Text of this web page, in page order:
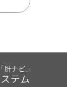
ナビ」
テム